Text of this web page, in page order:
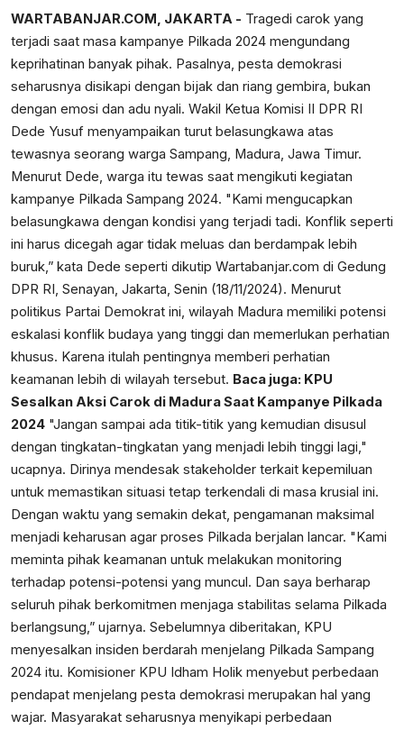
WARTABANJAR.COM, JAKARTA - Tragedi carok yang
terjadi saat masa kampanye Pilkada 2024 mengundang
keprihatinan banyak pihak. Pasalnya, pesta demokrasi
seharusnya disikapi dengan bijak dan riang gembira, bukan
dengan emosi dan adu nyali. Wakil Ketua Komisi II DPR RI
Dede Yusuf menyampaikan turut belasungkawa atas
tewasnya seorang warga Sampang, Madura, Jawa Timur.
Menurut Dede, warga itu tewas saat mengikuti kegiatan
kampanye Pilkada Sampang 2024. "Kami mengucapkan
belasungkawa dengan kondisi yang terjadi tadi. Konflik seperti
ini harus dicegah agar tidak meluas dan berdampak lebih
buruk,” kata Dede seperti dikutip Wartabanjar.com di Gedung
DPR RI, Senayan, Jakarta, Senin (18/11/2024). Menurut
politikus Partai Demokrat ini, wilayah Madura memiliki potensi
eskalasi konflik budaya yang tinggi dan memerlukan perhatian
khusus. Karena itulah pentingnya memberi perhatian
keamanan lebih di wilayah tersebut. Baca juga: KPU
Sesalkan Aksi Carok di Madura Saat Kampanye Pilkada
2024 "Jangan sampai ada titik-titik yang kemudian disusul
dengan tingkatan-tingkatan yang menjadi lebih tinggi lagi,"
ucapnya. Dirinya mendesak stakeholder terkait kepemiluan
untuk memastikan situasi tetap terkendali di masa krusial ini.
Dengan waktu yang semakin dekat, pengamanan maksimal
menjadi keharusan agar proses Pilkada berjalan lancar. "Kami
meminta pihak keamanan untuk melakukan monitoring
terhadap potensi-potensi yang muncul. Dan saya berharap
seluruh pihak berkomitmen menjaga stabilitas selama Pilkada
berlangsung,” ujarnya. Sebelumnya diberitakan, KPU
menyesalkan insiden berdarah menjelang Pilkada Sampang
2024 itu. Komisioner KPU Idham Holik menyebut perbedaan
pendapat menjelang pesta demokrasi merupakan hal yang
wajar. Masyarakat seharusnya menyikapi perbedaan